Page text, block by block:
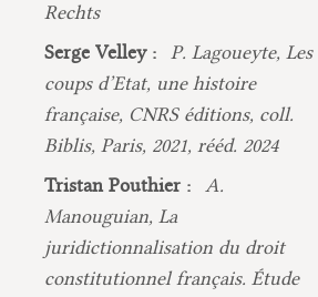
Rechts
Serge Velley :
P. Lagoueyte, Les
coups d’Etat, une histoire
française, CNRS éditions, coll.
Biblis, Paris, 2021, rééd. 2024
Tristan Pouthier :
A.
Manouguian, La
juridictionnalisation du droit
constitutionnel français. Étude